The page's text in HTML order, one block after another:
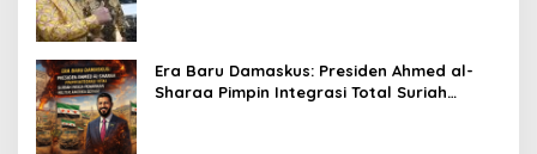
Era Baru Damaskus: Presiden Ahmed al-
Sharaa Pimpin Integrasi Total Suriah